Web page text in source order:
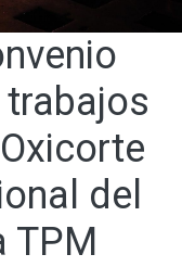
del
TPM